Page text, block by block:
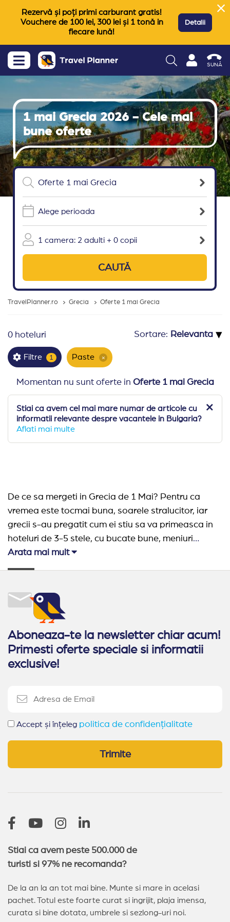
Rezervă și poți primi carburant gratis!
Vouchere de 100 lei, 300 lei și 1 tonă in
fiecare lună!
Detalii
SUNĂ
1 mai Grecia 2026 - Cele mai
bune oferte
Alege perioada
1 camera: 2 adulti + 0 copii
CAUTĂ
TravelPlanner.ro Grecia Oferte 1 mai Grecia
0 hoteluri Sortare: ▾
Filtre 1 Paste ×
Momentan nu sunt oferte in Oferte 1 mai Grecia
Stiai ca avem cel mai mare numar de articole cu
informatii relevante despre vacantele in Bulgaria?
Aflati mai multe
De ce sa mergeti in Grecia de 1 Mai? Pentru ca
vremea este tocmai buna, soarele stralucitor, iar
grecii s-au pregatit cum ei stiu sa va primeasca in
hoteluri de 3-5 stele, cu bucate bune, meniuri
demipensiune si all inclusive. Iar Grecia este mereu
spectaculoasa si o destinatie de senzatie.
Arata mai mult
Aboneaza-te la newsletter chiar acum!
Primesti oferte speciale si informatii
exclusive!
Accept și înțeleg politica de confidențialitate
Trimite
Stiai ca avem peste 500.000 de
turisti si 97% ne recomanda?
De la an la an tot mai bine. Munte si mare in acelasi
pachet. Totul este foarte curat si ingrijit, plaja imensa,
curata si bine dotata, umbrele si sezlong-uri noi.